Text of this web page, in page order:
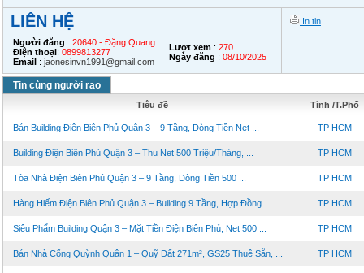
LIÊN HỆ
Người đăng : 20640 - Đặng Quang
Điện thoại: 0899813277
Email : jaonesinvn1991@gmail.com
Lượt xem : 270
Ngày đăng : 08/10/2025
In tin
Tin cùng người rao
Tiêu đề Tỉnh /T.Phố
Bán Building Điện Biên Phủ Quận 3 – 9 Tầng, Dòng Tiền Net ... TP HCM
Building Điện Biên Phủ Quận 3 – Thu Net 500 Triệu/Tháng, ... TP HCM
Tòa Nhà Điện Biên Phủ Quận 3 – 9 Tầng, Dòng Tiền 500 ... TP HCM
Hàng Hiếm Điện Biên Phủ Quận 3 – Building 9 Tầng, Hợp Đồng ... TP HCM
Siêu Phẩm Building Quận 3 – Mặt Tiền Điện Biên Phủ, Net 500 ... TP HCM
Bán Nhà Cống Quỳnh Quận 1 – Quỹ Đất 271m², GS25 Thuê Sẵn, ... TP HCM